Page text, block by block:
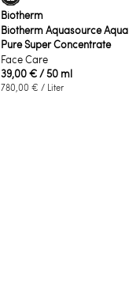
Biotherm
Biotherm Aquasource Aqua
Pure Super Concentrate
Face Care
39,00 €/ 50 ml
780,00 € / Liter